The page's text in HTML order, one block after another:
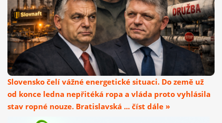
Slovensko čelí vážné energetické situaci. Do země už
od konce ledna nepřitéká ropa a vláda proto vyhlásila
stav ropné nouze. Bratislavská ... číst dále »